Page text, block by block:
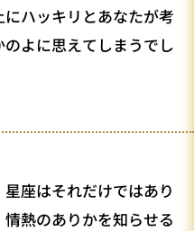
ハッキリとあなたが考
よに思えてしまうでし
座はそれだけではあり
熱のありかを知らせる